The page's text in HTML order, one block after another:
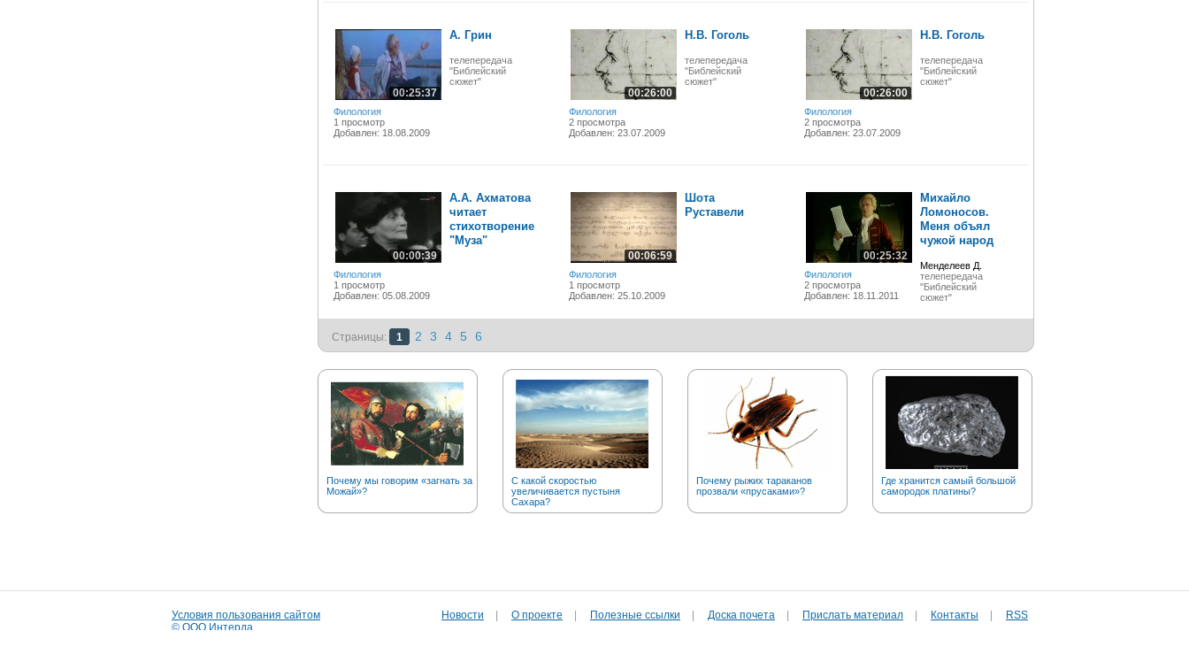
00:25:37
Филология
1 просмотр
Добавлен: 18.08.2009
А. Грин
телепередача
"Библейский
сюжет"
00:26:00
Филология
2 просмотра
Добавлен: 23.07.2009
Н.В. Гоголь
телепередача
"Библейский
сюжет"
00:26:00
Филология
2 просмотра
Добавлен: 23.07.2009
Н.В. Гоголь
телепередача
"Библейский
сюжет"
00:00:39
Филология
1 просмотр
Добавлен: 05.08.2009
А.А. Ахматова
читает
стихотворение
"Муза"
00:06:59
Филология
1 просмотр
Добавлен: 25.10.2009
Шота
Руставели
00:25:32
Филология
2 просмотра
Добавлен: 18.11.2011
Михайло
Ломоносов.
Меня объял
чужой народ
Менделеев Д.
телепередача
"Библейский
сюжет"
Страницы: 1 2 3 4 5 6
Почему мы говорим «загнать за
Можай»?
С какой скоростью
увеличивается пустыня
Сахара?
Почему рыжих тараканов
прозвали «прусаками»?
Где хранится самый большой
самородок платины?
Условия пользования сайтом
© ООО Интерда
Новости О проекте Полезные cсылки Доска почета Прислать материал Контакты RSS